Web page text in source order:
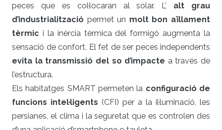
peces que es col·locaran al solar. L’ alt grau
d’industrialització permet un molt bon aïllament
tèrmic i la inèrcia tèrmica del formigó augmenta la
sensació de confort. El fet de ser peces independents
evita la transmissió del so d’impacte a través de
l’estructura.
Els habitatges SMART permeten la configuració de
funcions intel·ligents (CFI) per a la il·luminació, les
persianes, el clima i la seguretat que es controlen des